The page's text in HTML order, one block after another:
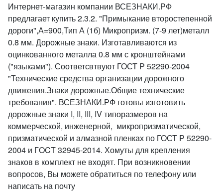
Интернет-магазин компании ВСЕЗНАКИ.РФ
предлагает купить 2.3.2. "Примыкание второстепенной
дороги",А=900,Тип А (1б) Микропризм. (7-9 лет)металл
0.8 мм. Дорожные знаки. Изготавливаются из
оцинкованного металла 0.8 мм с кронштейнами
("языками"). Соответсвтвуют ГОСТ Р 52290-2004
"Технические средства организации дорожного
движения.Знаки дорожные.Общие технические
требования". ВСЕЗНАКИ.РФ готовы изготовить
дорожные знаки I, II, III, IV типоразмеров на
коммерческой, инженерной, микропризматической,
призматической и алмазной пленках по ГОСТ Р 52290-
2004 и ГOCT 32945-2014. Хомуты для крепления
знаков в комплект не входят. При возникновении
вопросов, Вы можете обратиться по телефону или
написать на почту